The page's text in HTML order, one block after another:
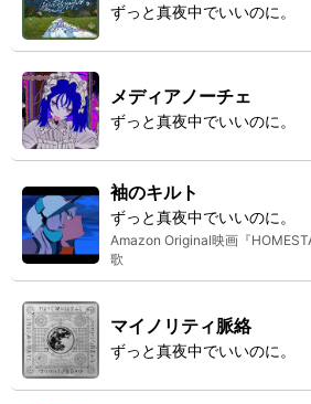
ずっと真夜中でいいのに。
メディアノーチェ
ずっと真夜中でいいのに。
袖のキルト
ずっと真夜中でいいのに。
Amazon Original映画『
歌
マイノリティ脈絡
ずっと真夜中でいいのに。